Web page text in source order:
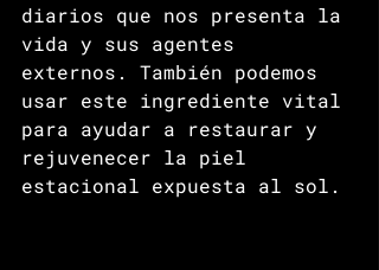
diarios que nos presenta la
vida y sus agentes
externos. También podemos
usar este ingrediente vital
para ayudar a restaurar y
rejuvenecer la piel
estacional expuesta al sol.